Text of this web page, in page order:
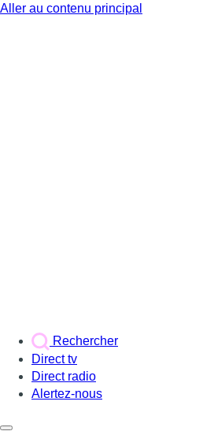
Aller au contenu principal
Rechercher
Direct tv
Direct radio
Alertez-nous